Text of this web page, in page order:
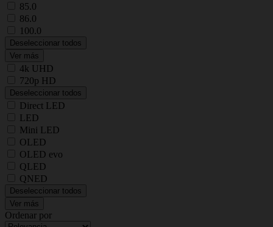
85.0
86.0
100.0
Deseleccionar todos
Ver más
4k UHD
720p HD
Deseleccionar todos
Direct LED
LED
Mini LED
OLED
OLED evo
QLED
QNED
Deseleccionar todos
Ver más
Ordenar por